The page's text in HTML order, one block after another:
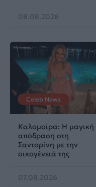
08.08.2026
Celeb News
Καλομοίρα: Η μαγική
απόδραση στη
Σαντορίνη με την
οικογένειά της
07.08.2026